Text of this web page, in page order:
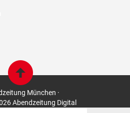
München ·
Abendzeitung Digital